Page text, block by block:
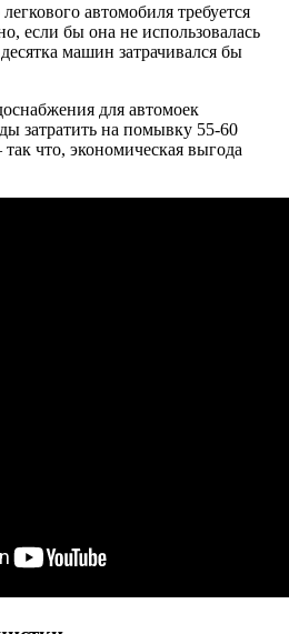
автомобиля требуется
если бы она не использовалась
машин затрачивался бы
для автомоек
затратить на помывку 55-60
что, экономическая выгода